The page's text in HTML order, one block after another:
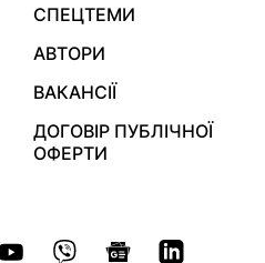
СПЕЦТЕМИ
АВТОРИ
ВАКАНСІЇ
ДОГОВІР ПУБЛІЧНОЇ
ОФЕРТИ